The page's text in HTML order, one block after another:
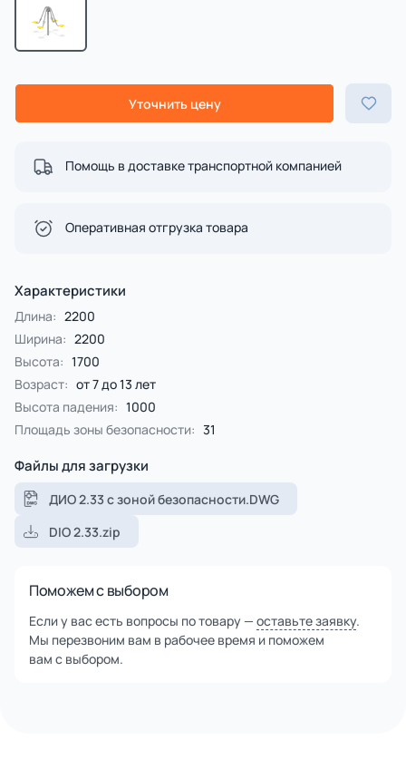
Уточнить цену
Помощь в доставке транспортной компанией
Оперативная отгрузка товара
Характеристики
Длина: 2200
Ширина: 2200
Высота: 1700
Возраст: от 7 до 13 лет
Высота падения: 1000
Площадь зоны безопасности: 31
Файлы для загрузки
ДИО 2.33 с зоной безопасности.DWG
DIO 2.33.zip
Поможем с выбором
Если у вас есть вопросы по товару — оставьте заявку.
Мы перезвоним вам в рабочее время и поможем
вам с выбором.